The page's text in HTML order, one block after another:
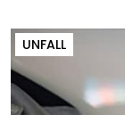
UNFALL